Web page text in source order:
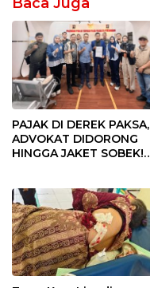
PAJAK DI DEREK PAKSA,
ADVOKAT DIDORONG
HINGGA JAKET SOBEK!
Pekanbaru!